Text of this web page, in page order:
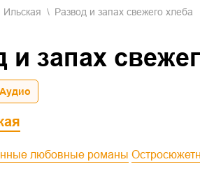
Развод и запах свежего хлеба
и запах
Аудио
любовные романы